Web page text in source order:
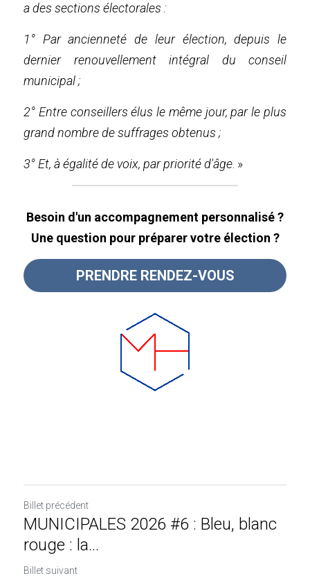
a des sections électorales :
1° Par ancienneté de leur élection, depuis le
dernier renouvellement intégral du conseil
municipal ;
2° Entre conseillers élus le même jour, par le plus
grand nombre de suffrages obtenus ;
3° Et, à égalité de voix, par priorité d'âge . »
Une question pour préparer votre élection ?
PRENDRE RENDEZ-VOUS
Billet précédent
MUNICIPALES 2026 #6 : Bleu, blanc
rouge : la...
Billet suivant